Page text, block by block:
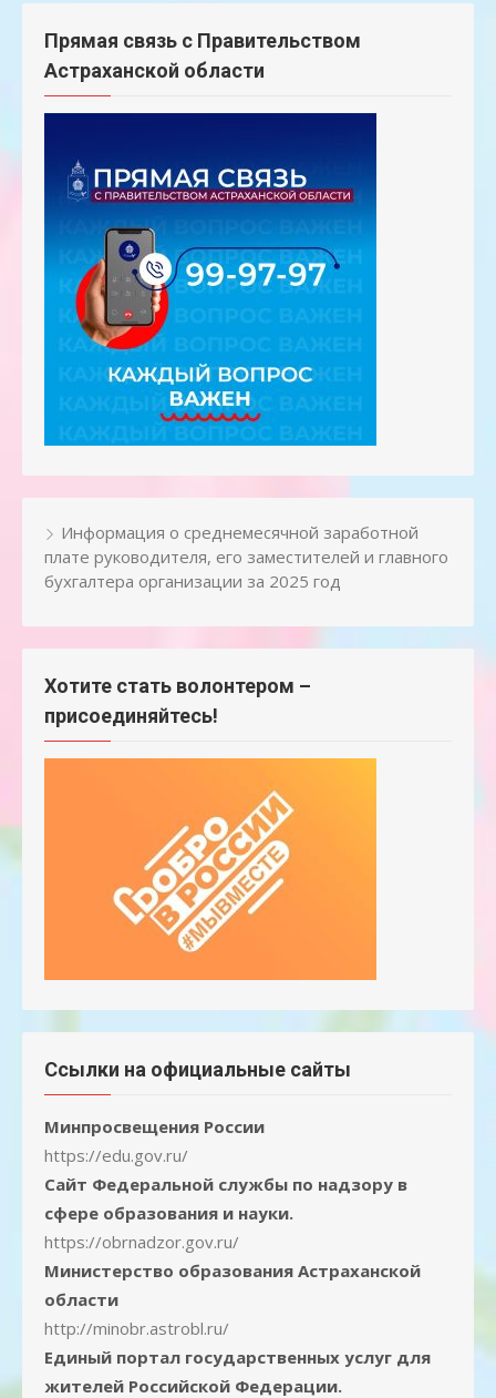
Прямая связь с Правительством
Астраханской области
Информация о среднемесячной заработной
плате руководителя, его заместителей и главного
бухгалтера организации за 2025 год
Хотите стать волонтером –
присоединяйтесь!
Ссылки на официальные сайты
Минпросвещения России
https://edu.gov.ru/
Сайт Федеральной службы по надзору в
сфере образования и науки.
https://obrnadzor.gov.ru/
Министерство образования Астраханской
области
http://minobr.astrobl.ru/
Единый портал государственных услуг для
жителей Российской Федерации.